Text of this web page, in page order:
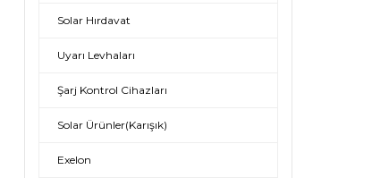
Solar Hırdavat
Uyarı Levhaları
Şarj Kontrol Cihazları
Solar Ürünler(Karışık)
Exelon